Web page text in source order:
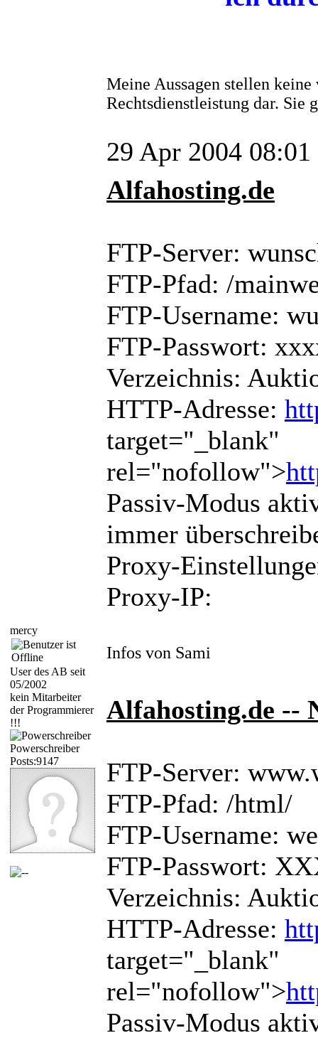
Meine Aussagen stellen
Rechtsdienstleistung dar. Sie
mercy
User des AB seit
05/2002
kein Mitarbeiter
der Programmierer
!!!
Powerschreiber
Posts:9147
29 Apr 2004 08:01
Alfahosting.de
FTP-Server:
FTP-Pfad: /
FTP-Username:
FTP-Passwort:
Verzeichnis:
HTTP-Adresse:
target="_blank"
rel="nofollow">
Passiv-Modus
immer
Proxy-
Proxy-IP:
Infos von Sami
Alfahosting.de --
FTP-Server:
FTP-Pfad: /html/
FTP-Username:
FTP-Passwort:
Verzeichnis:
HTTP-Adresse:
target="_blank"
rel="nofollow">
Passiv-Modus